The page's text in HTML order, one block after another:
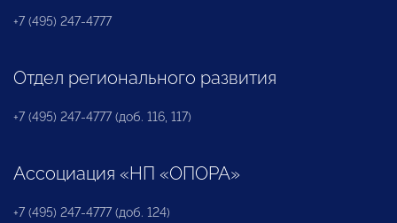
+7 (495) 247-4777
Отдел регионального развития
+7 (495) 247-4777 (доб. 116, 117)
Ассоциация «НП «ОПОРА»
+7 (495) 247-4777 (доб. 124)